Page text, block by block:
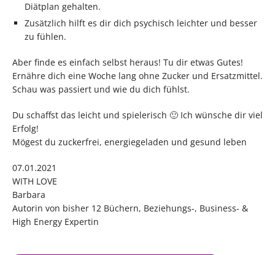
Diätplan gehalten.
Zusätzlich hilft es dir dich psychisch leichter und besser
zu fühlen.
Aber finde es einfach selbst heraus! Tu dir etwas Gutes!
Ernähre dich eine Woche lang ohne Zucker und Ersatzmittel.
Schau was passiert und wie du dich fühlst.
Du schaffst das leicht und spielerisch 🙂 Ich wünsche dir viel
Erfolg!
Mögest du zuckerfrei, energiegeladen und gesund leben
07.01.2021
WITH LOVE
Barbara
Autorin von bisher 12 Büchern, Beziehungs-, Business- &
High Energy Expertin